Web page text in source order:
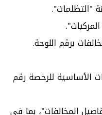
"التظلمات".
برقم اللوحة.
الأساسية للرخصة رقم
المخالفات"، بما في